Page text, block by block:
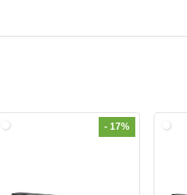
- 17%